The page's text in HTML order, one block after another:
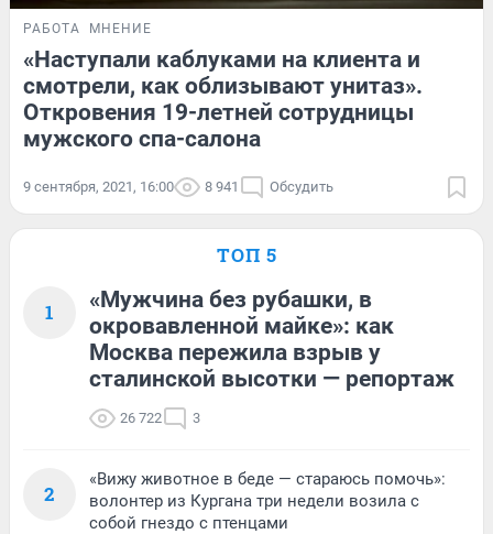
РАБОТА МНЕНИЕ
«Наступали каблуками на клиента и
смотрели, как облизывают унитаз».
Откровения 19-летней сотрудницы
мужского спа-салона
9 сентября, 2021, 16:00 8 941 Обсудить
ТОП 5
1
«Мужчина без рубашки, в
окровавленной майке»: как
Москва пережила взрыв у
сталинской высотки — репортаж
26 722 3
2
«Вижу животное в беде — стараюсь помочь»:
волонтер из Кургана три недели возила с
собой гнездо с птенцами